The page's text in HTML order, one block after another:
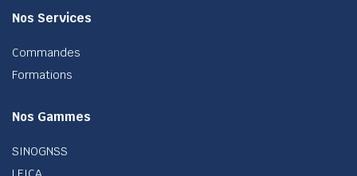
Nos Services
Commandes
Formations
Nos Gammes
SINOGNSS